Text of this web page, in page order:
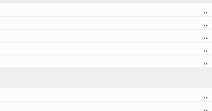
..
..
..
..
..
..
..